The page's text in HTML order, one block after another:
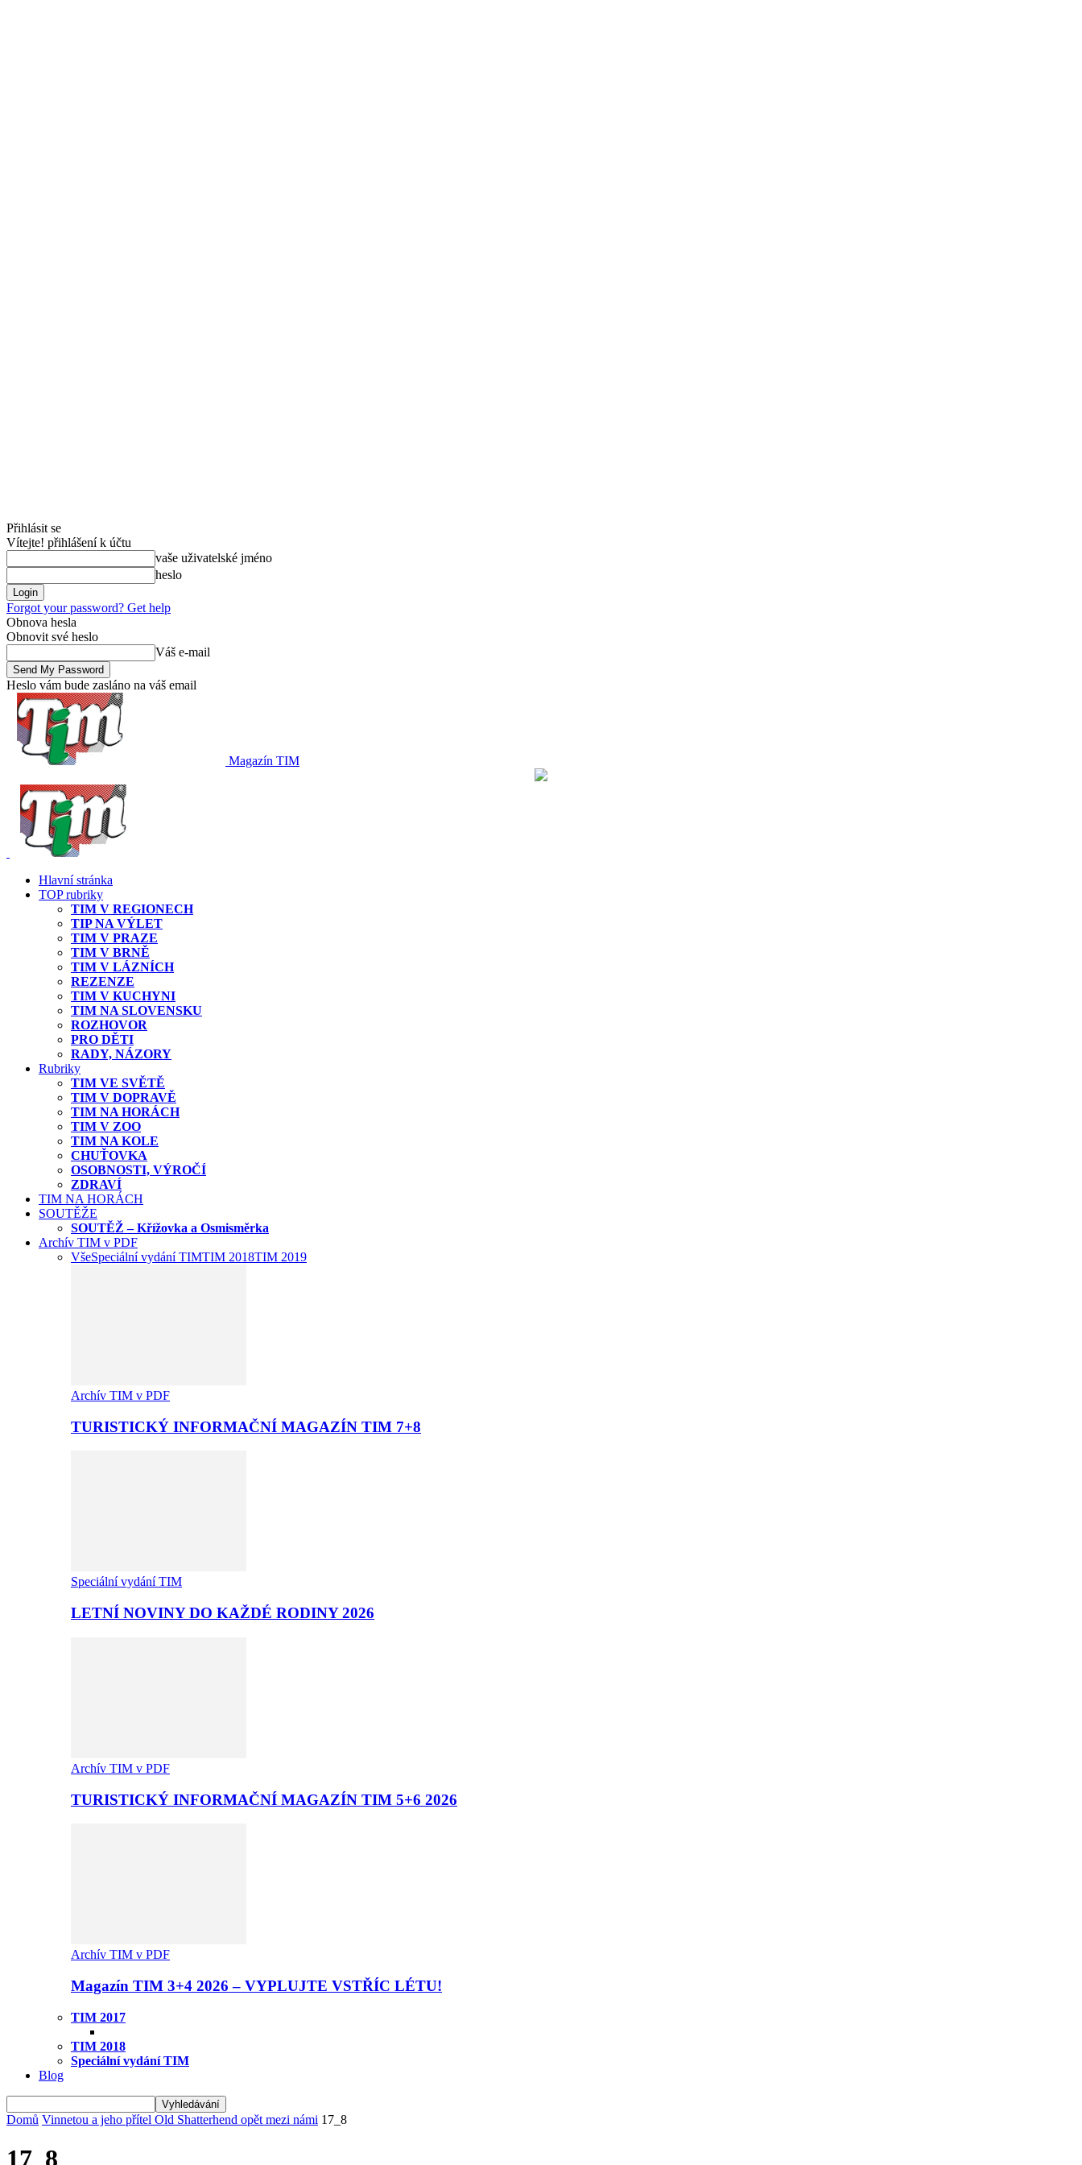
Přihlásit se
Vítejte! přihlášení k účtu
vaše uživatelské jméno
heslo
Forgot your password? Get help
Obnova hesla
Obnovit své heslo
Váš e-mail
Heslo vám bude zasláno na váš email
Magazín TIM
Hlavní stránka
TOP rubriky
TIM V REGIONECH
TIP NA VÝLET
TIM V PRAZE
TIM V BRNĚ
TIM V LÁZNÍCH
REZENZE
TIM V KUCHYNI
TIM NA SLOVENSKU
ROZHOVOR
PRO DĚTI
RADY, NÁZORY
Rubriky
TIM VE SVĚTĚ
TIM V DOPRAVĚ
TIM NA HORÁCH
TIM V ZOO
TIM NA KOLE
CHUŤOVKA
OSOBNOSTI, VÝROČÍ
ZDRAVÍ
TIM NA HORÁCH
SOUTĚŽE
SOUTĚŽ – Křížovka a Osmisměrka
Archív TIM v PDF
VšeSpeciální vydání TIMTIM 2018TIM 2019
Archív TIM v PDF
TURISTICKÝ INFORMAČNÍ MAGAZÍN TIM 7+8
Speciální vydání TIM
LETNÍ NOVINY DO KAŽDÉ RODINY 2026
Archív TIM v PDF
TURISTICKÝ INFORMAČNÍ MAGAZÍN TIM 5+6 2026
Archív TIM v PDF
Magazín TIM 3+4 2026 – VYPLUJTE VSTŘÍC LÉTU!
TIM 2017
TIM 2018
Speciální vydání TIM
Blog
Domů Vinnetou a jeho přítel Old Shatterhend opět mezi námi 17_8
17_8